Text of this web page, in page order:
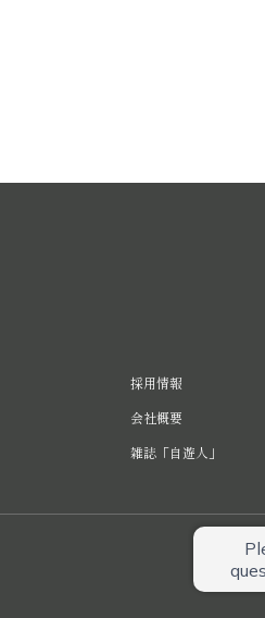
採用情報
会社概要
雑誌「自遊人」